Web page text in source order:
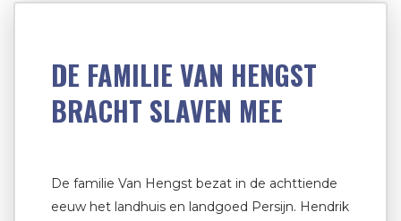
DE FAMILIE VAN HENGST
BRACHT SLAVEN MEE
De familie Van Hengst bezat in de achttiende
eeuw het landhuis en landgoed Persijn. Hendrik